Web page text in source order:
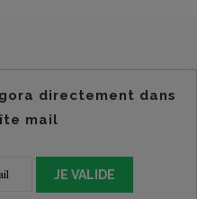
directement dans
mail
JE VALIDE